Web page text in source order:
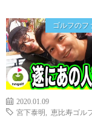
ゴルフのフ
2020.01.09
宮下泰明
恵比寿ゴル